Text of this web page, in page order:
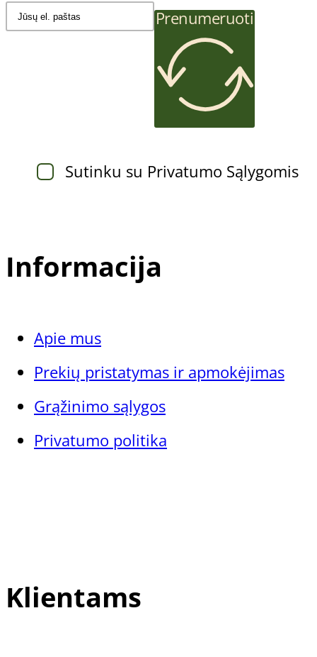
Prenumeruoti
Sutinku su Privatumo Sąlygomis
Informacija
Apie mus
Prekių pristatymas ir apmokėjimas
Grąžinimo sąlygos
Privatumo politika
Klientams